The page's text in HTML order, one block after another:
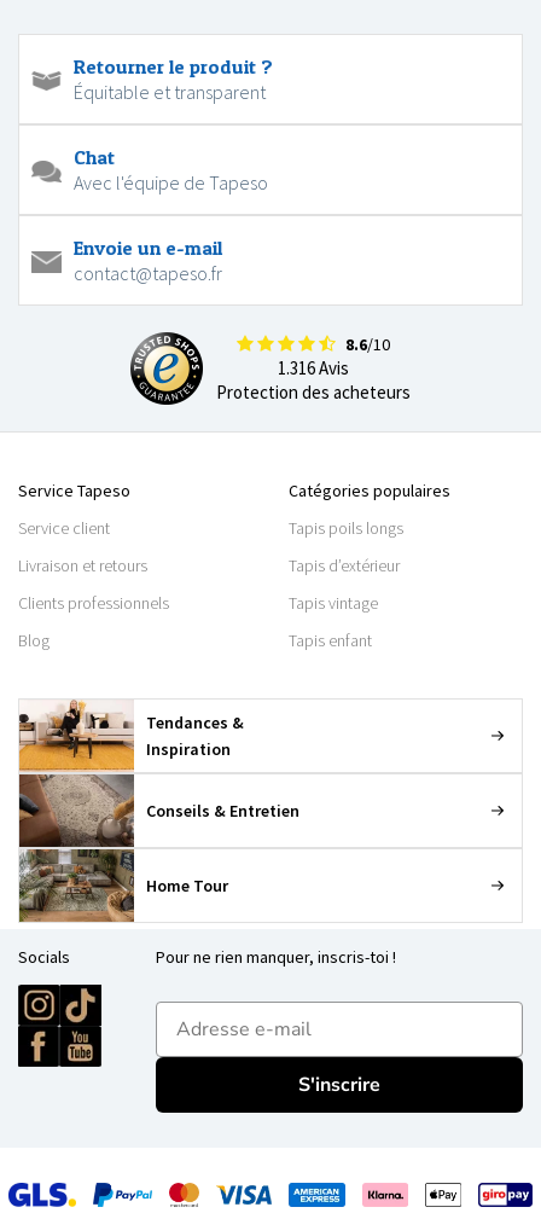
Retourner le produit ?
Équitable et transparent
Chat
Avec l'équipe de Tapeso
Envoie un e-mail
contact@tapeso.fr
8.6/10
1.316 Avis
Protection des acheteurs
Service Tapeso
Service client
Livraison et retours
Clients professionnels
Blog
Catégories populaires
Tapis poils longs
Tapis d’extérieur
Tapis vintage
Tapis enfant
Tendances &
Inspiration
Conseils & Entretien
Home Tour
Socials Pour ne rien manquer, inscris-toi !
E-mailadres
S'inscrire